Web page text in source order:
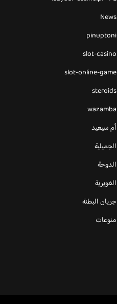
News
pinuptoni
slot-casino
slot-online-game
steroids
wazamba
أم سيعيد
الجميلية
الدوحة
الغويرية
جريان البطنة
منوعات